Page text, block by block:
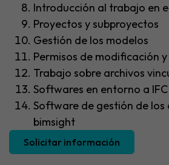
Introducción al trabajo en
Proyectos y subproyectos
Gestión de los modelos
Permisos de modificación
Trabajo sobre archivos
Softwares en entorno a IFC
Software de gestión de los
bimsight
Solicitar información